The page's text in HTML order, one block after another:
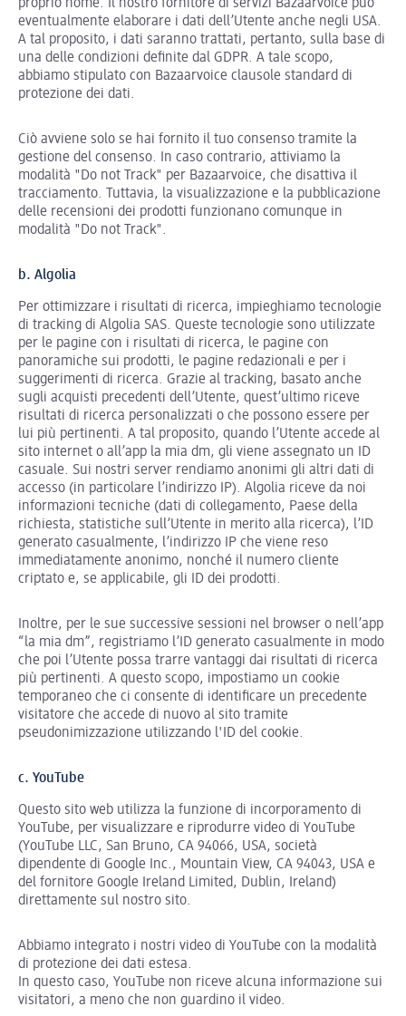
proprio nome. Il nostro fornitore di servizi Bazaarvoice può
eventualmente elaborare i dati dell’Utente anche negli USA.
A tal proposito, i dati saranno trattati, pertanto, sulla base di
una delle condizioni definite dal GDPR. A tale scopo,
abbiamo stipulato con Bazaarvoice clausole standard di
protezione dei dati.
Ciò avviene solo se hai fornito il tuo consenso tramite la
gestione del consenso. In caso contrario, attiviamo la
modalità "Do not Track" per Bazaarvoice, che disattiva il
tracciamento. Tuttavia, la visualizzazione e la pubblicazione
delle recensioni dei prodotti funzionano comunque in
modalità "Do not Track".
b. Algolia
Per ottimizzare i risultati di ricerca, impieghiamo tecnologie
di tracking di Algolia SAS. Queste tecnologie sono utilizzate
per le pagine con i risultati di ricerca, le pagine con
panoramiche sui prodotti, le pagine redazionali e per i
suggerimenti di ricerca. Grazie al tracking, basato anche
sugli acquisti precedenti dell’Utente, quest’ultimo riceve
risultati di ricerca personalizzati o che possono essere per
lui più pertinenti. A tal proposito, quando l’Utente accede al
sito internet o all’app la mia dm, gli viene assegnato un ID
casuale. Sui nostri server rendiamo anonimi gli altri dati di
accesso (in particolare l’indirizzo IP). Algolia riceve da noi
informazioni tecniche (dati di collegamento, Paese della
richiesta, statistiche sull’Utente in merito alla ricerca), l’ID
generato casualmente, l’indirizzo IP che viene reso
immediatamente anonimo, nonché il numero cliente
criptato e, se applicabile, gli ID dei prodotti.
Inoltre, per le sue successive sessioni nel browser o nell’app
“la mia dm”, registriamo l’ID generato casualmente in modo
che poi l’Utente possa trarre vantaggi dai risultati di ricerca
più pertinenti. A questo scopo, impostiamo un cookie
temporaneo che ci consente di identificare un precedente
visitatore che accede di nuovo al sito tramite
pseudonimizzazione utilizzando l'ID del cookie.
c. YouTube
Questo sito web utilizza la funzione di incorporamento di
YouTube, per visualizzare e riprodurre video di YouTube
(YouTube LLC, San Bruno, CA 94066, USA, società
dipendente di Google Inc., Mountain View, CA 94043, USA e
del fornitore Google Ireland Limited, Dublin, Ireland)
direttamente sul nostro sito.
Abbiamo integrato i nostri video di YouTube con la modalità
di protezione dei dati estesa.
In questo caso, YouTube non riceve alcuna informazione sui
visitatori, a meno che non guardino il video.